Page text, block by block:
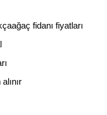
fidanı fiyatları